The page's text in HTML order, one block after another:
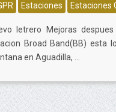
Estaciones Estaciones
letrero Mejoras
Broad Band(BB) esta
en Aguadilla, ...